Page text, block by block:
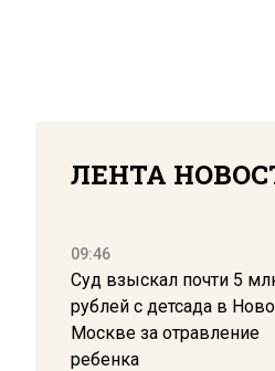
ЛЕНТА
09:46
Суд взыскал почти 5
рублей с детсада в
Москве за отравление
ребенка